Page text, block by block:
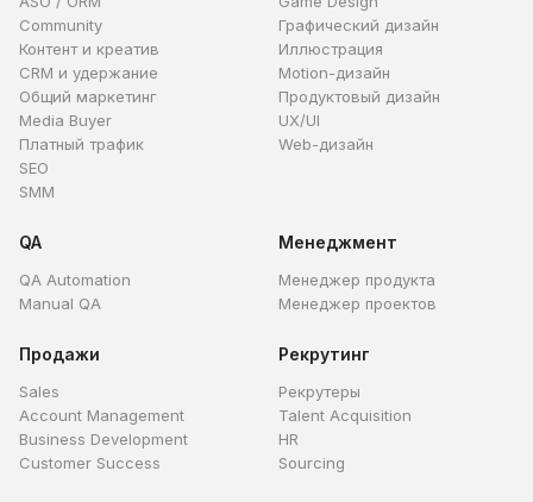
Community
Контент и креатив
CRM и удержание
Общий маркетинг
Media Buyer
Платный трафик
SEO
SMM
Графический дизайн
Иллюстрация
Motion-дизайн
Продуктовый дизайн
UX/UI
Web-дизайн
QA
QA Automation
Manual QA
Менеджмент
Менеджер продукта
Менеджер проектов
Продажи
Sales
Account Management
Business Development
Customer Success
Рекрутинг
Рекрутеры
Talent Acquisition
HR
Sourcing